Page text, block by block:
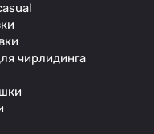
чирлидинга